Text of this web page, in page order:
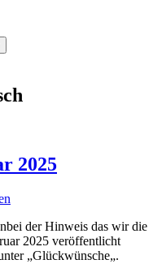
2025
der Hinweis das wir die
2025 veröffentlicht
„Glückwünsche„.